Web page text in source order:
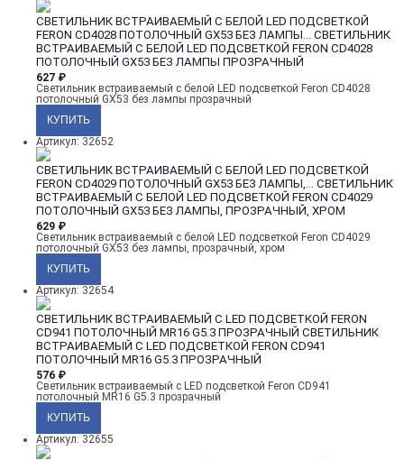
СВЕТИЛЬНИК ВСТРАИВАЕМЫЙ С БЕЛОЙ LED ПОДСВЕТКОЙ
FERON CD4028 ПОТОЛОЧНЫЙ GX53 БЕЗ ЛАМПЫ... СВЕТИЛЬНИК
ВСТРАИВАЕМЫЙ С БЕЛОЙ LED ПОДСВЕТКОЙ FERON CD4028
ПОТОЛОЧНЫЙ GX53 БЕЗ ЛАМПЫ ПРОЗРАЧНЫЙ
627 ₽
Светильник встраиваемый с белой LED подсветкой Feron CD4028
потолочный GX53 без лампы прозрачный
Артикул: 32652
СВЕТИЛЬНИК ВСТРАИВАЕМЫЙ С БЕЛОЙ LED ПОДСВЕТКОЙ
FERON CD4029 ПОТОЛОЧНЫЙ GX53 БЕЗ ЛАМПЫ,... СВЕТИЛЬНИК
ВСТРАИВАЕМЫЙ С БЕЛОЙ LED ПОДСВЕТКОЙ FERON CD4029
ПОТОЛОЧНЫЙ GX53 БЕЗ ЛАМПЫ, ПРОЗРАЧНЫЙ, ХРОМ
629 ₽
Светильник встраиваемый с белой LED подсветкой Feron CD4029
потолочный GX53 без лампы, прозрачный, хром
Артикул: 32654
СВЕТИЛЬНИК ВСТРАИВАЕМЫЙ С LED ПОДСВЕТКОЙ FERON
CD941 ПОТОЛОЧНЫЙ MR16 G5.3 ПРОЗРАЧНЫЙ СВЕТИЛЬНИК
ВСТРАИВАЕМЫЙ С LED ПОДСВЕТКОЙ FERON CD941
ПОТОЛОЧНЫЙ MR16 G5.3 ПРОЗРАЧНЫЙ
576 ₽
Светильник встраиваемый с LED подсветкой Feron CD941
потолочный MR16 G5.3 прозрачный
Артикул: 32655